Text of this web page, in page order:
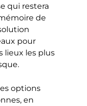
qui restera
de
pour
lieux les plus
options
en